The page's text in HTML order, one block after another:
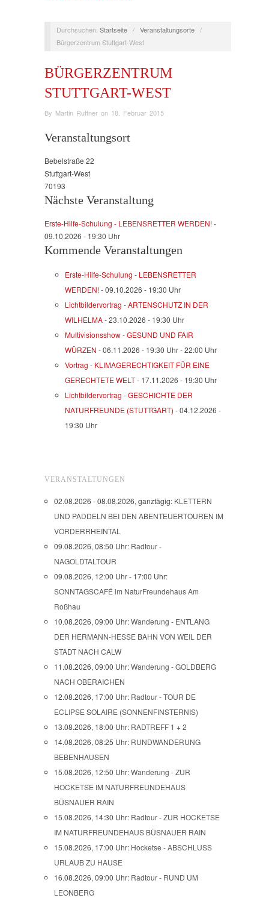
Durchsuchen: Startseite / Veranstaltungsorte /
Bürgerzentrum Stuttgart-West
BÜRGERZENTRUM
STUTTGART-WEST
By Martin Ruffner on 18. Februar 2015
Veranstaltungsort
Bebelstraße 22
Stuttgart-West
70193
Nächste Veranstaltung
Erste-Hilfe-Schulung - LEBENSRETTER WERDEN!-
09.10.2026 - 19:30 Uhr
Kommende Veranstaltungen
Erste-Hilfe-Schulung - LEBENSRETTER
WERDEN!- 09.10.2026 - 19:30 Uhr
Lichtbildervortrag - ARTENSCHUTZ IN DER
WILHELMA- 23.10.2026 - 19:30 Uhr
Multivisionsshow - GESUND UND FAIR
WÜRZEN - 06.11.2026 - 19:30 Uhr - 22:00 Uhr
Vortrag - KLIMAGERECHTIGKEIT FÜR EINE
GERECHTETE WELT- 17.11.2026 - 19:30 Uhr
Lichtbildervortrag - GESCHICHTE DER
NATURFREUNDE (STUTTGART) - 04.12.2026 -
19:30 Uhr
VERANSTALTUNGEN
02.08.2026 - 08.08.2026, ganztägig: KLETTERN
UND PADDELN BEI DEN ABENTEUERTOUREN IM
VORDERRHEINTAL
09.08.2026, 08:50 Uhr: Radtour -
NAGOLDTALTOUR
09.08.2026, 12:00 Uhr - 17:00 Uhr:
SONNTAGSCAFÉ im NaturFreundehaus Am
Roßhau
10.08.2026, 09:00 Uhr:Wanderung - ENTLANG
DER HERMANN-HESSE BAHN VON WEIL DER
STADT NACH CALW
11.08.2026, 09:00 Uhr:Wanderung - GOLDBERG
NACH OBERAICHEN
12.08.2026, 17:00 Uhr: Radtour - TOUR DE
ECLIPSE SOLAIRE (SONNENFINSTERNIS)
13.08.2026, 18:00 Uhr: RADTREFF 1 + 2
14.08.2026, 08:25 Uhr: RUNDWANDERUNG
BEBENHAUSEN
15.08.2026, 12:50 Uhr:Wanderung - ZUR
HOCKETSE IM NATURFREUNDEHAUS
BÜSNAUER RAIN
15.08.2026, 14:30 Uhr: Radtour - ZUR HOCKETSE
IM NATURFREUNDEHAUS BÜSNAUER RAIN
15.08.2026, 17:00 Uhr: Hocketse - ABSCHLUSS
URLAUB ZU HAUSE
16.08.2026, 09:00 Uhr: Radtour - RUND UM
LEONBERG